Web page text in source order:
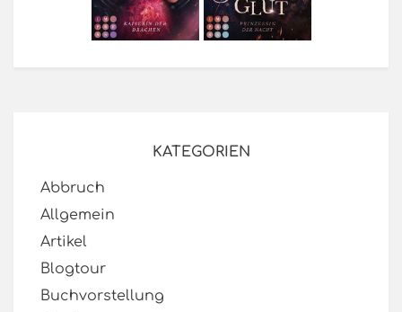
KATEGORIEN
Abbruch
Allgemein
Artikel
Blogtour
Buchvorstellung